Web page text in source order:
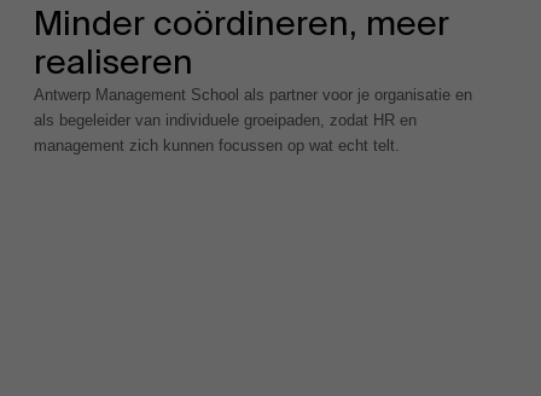
Minder coördineren, meer
realiseren
Antwerp Management School als partner voor je organisatie en
als begeleider van individuele groeipaden, zodat HR en
management zich kunnen focussen op wat echt telt.